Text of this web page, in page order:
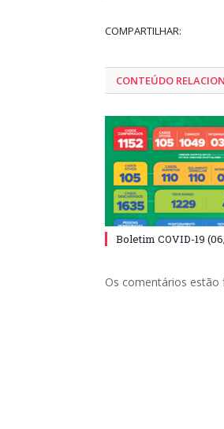
COMPARTILHAR:
CONTEÚDO
Boletim COVID-19
Os comentários estão